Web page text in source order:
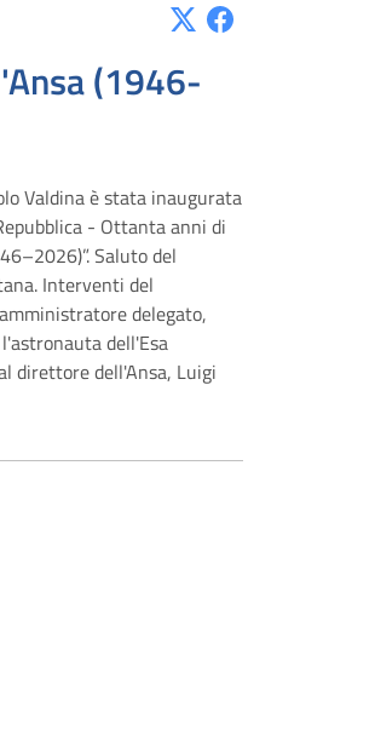
(1946-
Valdina è stata inaugurata
- Ottanta anni di
Saluto del
Interventi del
delegato,
dell'Esa
direttore dell'Ansa, Luigi